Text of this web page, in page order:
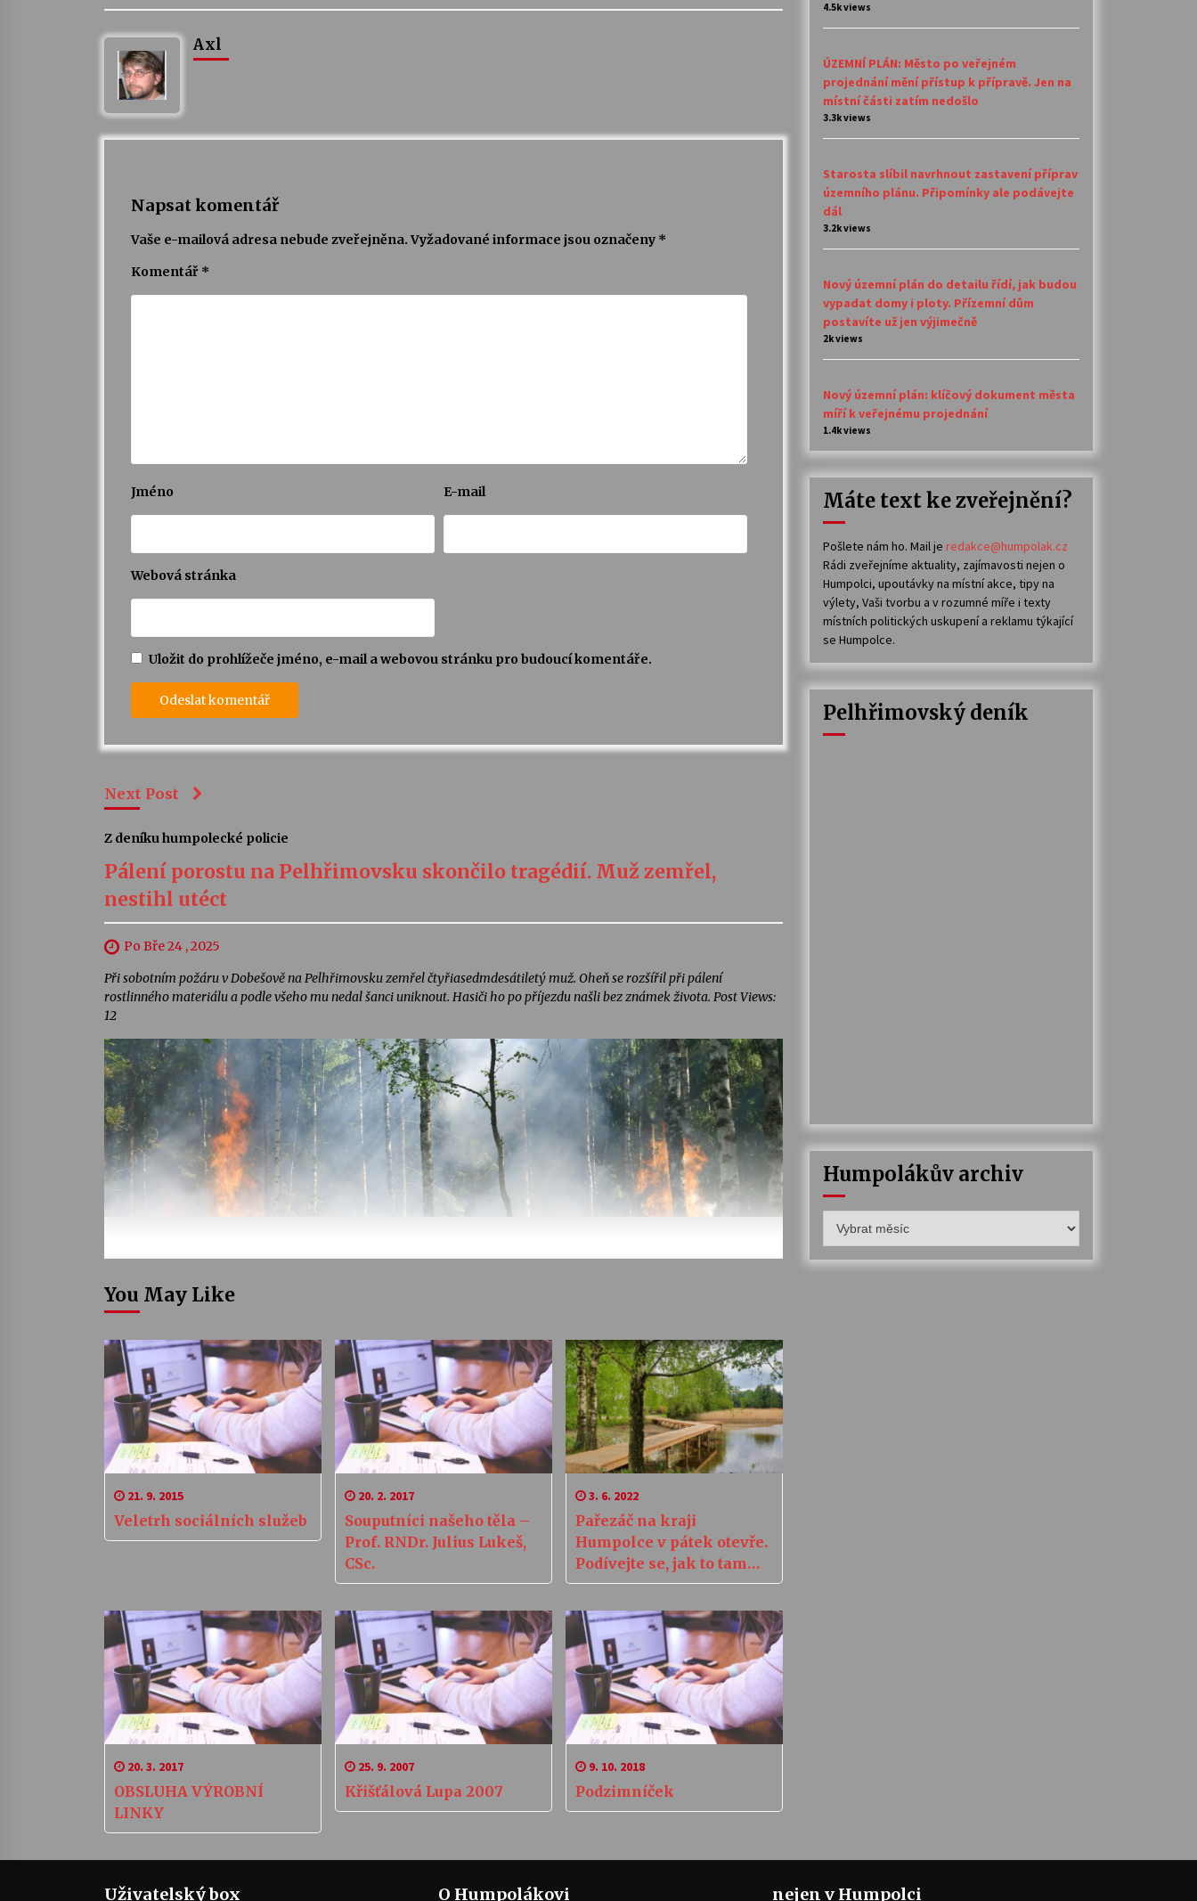
Axl
Napsat komentář
Vaše e-mailová adresa nebude zveřejněna. Vyžadované informace jsou označeny *
Komentář *
Jméno E-mail
Webová stránka
Uložit do prohlížeče jméno, e-mail a webovou stránku pro budoucí komentáře.
Next Post
Z deníku humpolecké policie
Pálení porostu na Pelhřimovsku skončilo tragédií. Muž zemřel,
nestihl utéct
Po Bře 24 , 2025
Při sobotním požáru v Dobešově na Pelhřimovsku zemřel čtyřiasedmdesátiletý muž. Oheň se rozšířil při pálení
rostlinného materiálu a podle všeho mu nedal šanci uniknout. Hasiči ho po příjezdu našli bez známek života. Post Views:
12
You May Like
21. 9. 2015
Veletrh sociálních služeb
20. 2. 2017
Souputníci našeho těla –
Prof. RNDr. Julius Lukeš,
CSc.
3. 6. 2022
Pařezáč na kraji
Humpolce v pátek otevře.
Podívejte se, jak to tam
vypadá
20. 3. 2017
OBSLUHA VÝROBNÍ
LINKY
25. 9. 2007
Křišťálová Lupa 2007
9. 10. 2018
Podzimníček
4.5k views
ÚZEMNÍ PLÁN: Město po veřejném
projednání mění přístup k přípravě. Jen na
místní části zatím nedošlo
3.3k views
Starosta slíbil navrhnout zastavení příprav
územního plánu. Připomínky ale podávejte
dál
3.2k views
Nový územní plán do detailu řídí, jak budou
vypadat domy i ploty. Přízemní dům
postavíte už jen výjimečně
2k views
Nový územní plán: klíčový dokument města
míří k veřejnému projednání
1.4k views
Máte text ke zveřejnění?
Pošlete nám ho. Mail je redakce@humpolak.cz
Rádi zveřejníme aktuality, zajímavosti nejen o
Humpolci, upoutávky na místní akce, tipy na
výlety, Vaši tvorbu a v rozumné míře i texty
místních politických uskupení a reklamu týkající
se Humpolce.
Pelhřimovský deník
Humpolákův archiv
archiv
Uživatelský box O Humpolákovi nejen v Humpolci